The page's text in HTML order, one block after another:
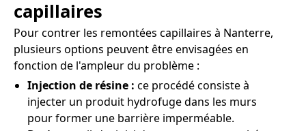
capillaires
Pour contrer les remontées capillaires à Nanterre,
plusieurs options peuvent être envisagées en
fonction de l'ampleur du problème :
Injection de résine : ce procédé consiste à
injecter un produit hydrofuge dans les murs
pour former une barrière imperméable.